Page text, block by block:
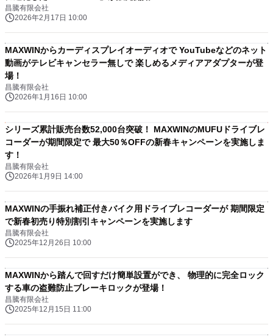
昌騰有限会社
2026年2月17日 10:00
MAXWINからカーディスプレイオーディオで YouTubeなどのネット
動画がテレビキャンセラー無しで 楽しめるメディアアダプターが登
場！
昌騰有限会社
2026年1月16日 10:00
シリーズ累計販売台数52,000台突破！ MAXWINのMUFUドライブレ
コーダーが期間限定で 最大50％OFFの新春キャンペーンを実施しま
す！
昌騰有限会社
2026年1月9日 14:00
MAXWINの手振れ補正付きバイク用ドライブレコーダーが 期間限定
で新春初売り特別割引キャンペーンを実施します
昌騰有限会社
2025年12月26日 10:00
MAXWINから踏んで回すだけ簡単設置ができ、 物理的に完全ロック
する車の盗難防止ブレーキロックが登場！
昌騰有限会社
2025年12月15日 11:00